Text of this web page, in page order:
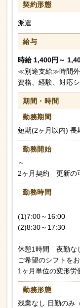
契約形態
派遣
給与
時給 1,400円～
≪別途支給≫時間
資格、経験、対応
期間・時間
勤務期間
短期(2ヶ月以内) 長
勤務開始
～
2ヶ月契約 更新の
勤務時間
(1)7:00～16:00
(2)8:30～17:30
休憩1時間 夜勤な
ご希望のシフトを
1ヶ月単位の変形労
勤務形態
残業なし 日勤のみ